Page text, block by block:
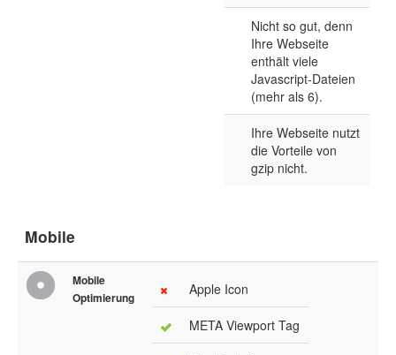
Nicht so gut, denn
Ihre Webseite
enthält viele
Javascript-Dateien
(mehr als 6).
Ihre Webseite nutzt
die Vorteile von
gzip nicht.
Mobile
Mobile
Optimierung
Apple Icon
META Viewport Tag